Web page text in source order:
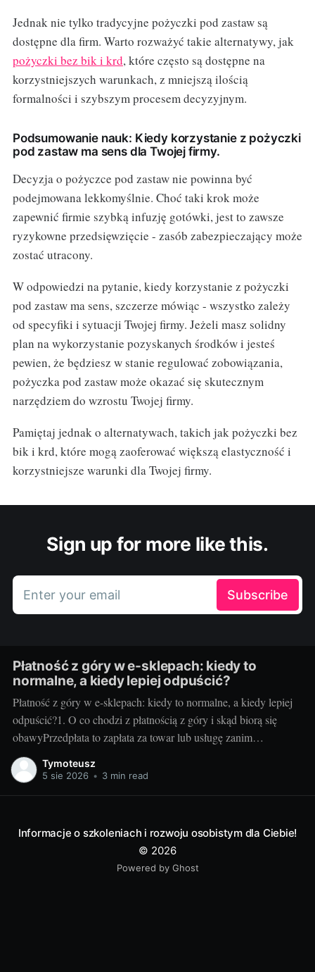
Jednak nie tylko tradycyjne pożyczki pod zastaw są
dostępne dla firm. Warto rozważyć takie alternatywy, jak
pożyczki bez bik i krd, które często są dostępne na
korzystniejszych warunkach, z mniejszą ilością
formalności i szybszym procesem decyzyjnym.
Podsumowanie nauk: Kiedy korzystanie z pożyczki
pod zastaw ma sens dla Twojej firmy.
Decyzja o pożyczce pod zastaw nie powinna być
podejmowana lekkomyślnie. Choć taki krok może
zapewnić firmie szybką infuzję gotówki, jest to zawsze
ryzykowne przedsięwzięcie - zasób zabezpieczający może
zostać utracony.
W odpowiedzi na pytanie, kiedy korzystanie z pożyczki
pod zastaw ma sens, szczerze mówiąc - wszystko zależy
od specyfiki i sytuacji Twojej firmy. Jeżeli masz solidny
plan na wykorzystanie pozyskanych środków i jesteś
pewien, że będziesz w stanie regulować zobowiązania,
pożyczka pod zastaw może okazać się skutecznym
narzędziem do wzrostu Twojej firmy.
Pamiętaj jednak o alternatywach, takich jak pożyczki bez
bik i krd, które mogą zaoferować większą elastyczność i
korzystniejsze warunki dla Twojej firmy.
Sign up for more like this.
Enter your email Subscribe
Płatność z góry w e-sklepach: kiedy to
normalne, a kiedy lepiej odpuścić?
Płatność z góry w e-sklepach: kiedy to normalne, a kiedy lepiej
odpuścić?1. O co chodzi z płatnością z góry i skąd biorą się
obawyPrzedpłata to zapłata za towar lub usługę zanim
sprzedawca je wyśle albo wykona. Sklepy proszą o nią z kilku
powodów: poprawia to płynność finansową, pozwala
Tymoteusz
5 sie 2026 • 3 min read
Informacje o szkoleniach i rozwoju osobistym dla Ciebie!
© 2026
Powered by Ghost